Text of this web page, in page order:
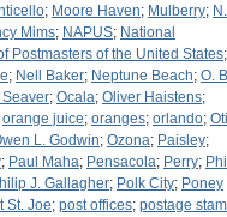
; Moore Haven; Mulberry;
Mims; NAPUS; National
Postmasters of the United States;
; Nell Baker; Neptune Beach; O.
; Ocala; Oliver Haistens;
orange juice; oranges; orlando;
L. Godwin; Ozona; Paisley;
; Paul Maha; Pensacola; Perry; Phil
J. Gallagher; Polk City; Poney
St. Joe; post offices; postage